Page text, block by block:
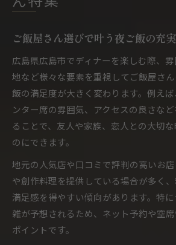
落ち着く空間が人気のご飯屋
SNS映えするご飯屋さんで夜
女子会向け広島市のディナーご飯
ご飯屋さんで叶える女子会デ
おしゃれご飯屋さんで女子
女子に人気の夜ご飯ご飯屋さ
個室完備ご飯屋さんで女子会
女子同士で楽しめるご飯屋さ
家族と楽しむ広島市夜ご飯のご飯
家族でゆったり過ごせるご
ご飯屋さん選びで叶う夜ご飯の充
広島県広島市でディナーを楽しむ際、
地など様々な要素を重視してご飯屋さ
飯の満足度が大きく変わります。例え
ンター席の雰囲気、アクセスの良さな
ることで、友人や家族、恋人との大切
のにできます。
地元の人気店や口コミで評判の高いお
や創作料理を提供している場合が多く
満足感を得やすい傾向があります。特
雑が予想されるため、ネット予約や空
ポイントです。